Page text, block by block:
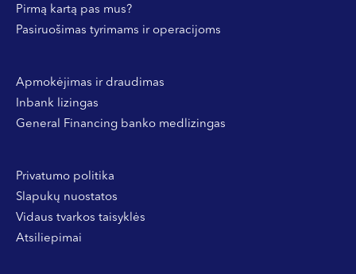
Pirmą kartą pas mus?
Pasiruošimas tyrimams ir operacijoms
Apmokėjimas ir draudimas
Inbank lizingas
General Financing banko medlizingas
Privatumo politika
Slapukų nuostatos
Vidaus tvarkos taisyklės
Atsiliepimai